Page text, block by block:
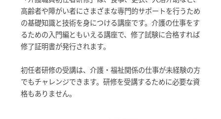
高齢者や障がい者にさまざまな専門的サポートを行うため
の基礎知識と技術を身につける講座です。介護の仕事をす
るための入門編ともいえる講座で、修了試験に合格すれば
修了証明書が発行されます。
初任者研修の受講は、介護・福祉関係の仕事が未経験の方
でもチャレンジできます。研修を受講するために必要な資
格もありません。